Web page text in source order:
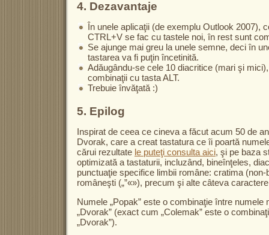
4. Dezavantaje
În unele aplicaţii (de exemplu Outlook 2007),
CTRL+V se fac cu tastele noi, în rest sunt
Se ajunge mai greu la unele semne, deci în
tastarea va fi puţin încetinită.
Adăugându-se cele 10 diacritice (mari şi
combinaţii cu tasta ALT.
Trebuie învăţată :)
5. Epilog
Inspirat de ceea ce cineva a făcut acum 50 de
Dvorak, care a creat tastatura ce îi poartă
cărui rezultate le puteţi consulta aici, şi pe baza
optimizată a tastaturii, incluzând, bineînţeles,
punctuaţie specifice limbii române: cratima
româneşti („”«»), precum şi alte câteva
Numele „Popak” este o combinaţie între numele
„Dvorak” (exact cum „Colemak” este o
„Dvorak”).